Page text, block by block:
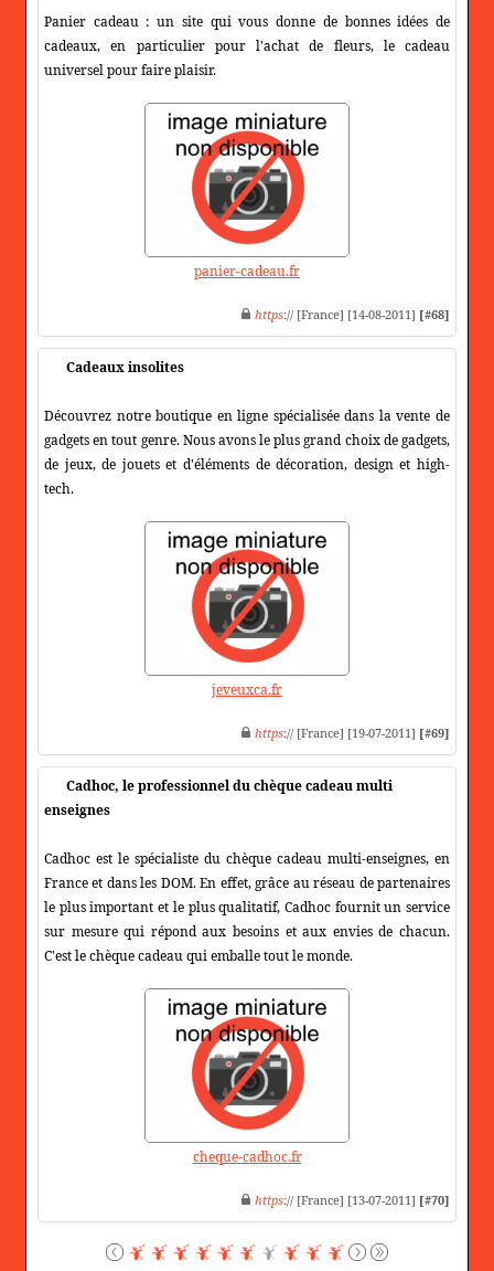
Panier cadeau : un site qui vous donne de bonnes idées de
cadeaux, en particulier pour l'achat de fleurs, le cadeau
universel pour faire plaisir.
panier-cadeau.fr
https:// [France] [14-08-2011] [#68]
Cadeaux insolites
Découvrez notre boutique en ligne spécialisée dans la vente de
gadgets en tout genre. Nous avons le plus grand choix de gadgets,
de jeux, de jouets et d'éléments de décoration, design et high-
tech.
jeveuxca.fr
https:// [France] [19-07-2011] [#69]
Cadhoc, le professionnel du chèque cadeau multi
enseignes
Cadhoc est le spécialiste du chèque cadeau multi-enseignes, en
France et dans les DOM. En effet, grâce au réseau de partenaires
le plus important et le plus qualitatif, Cadhoc fournit un service
sur mesure qui répond aux besoins et aux envies de chacun.
C'est le chèque cadeau qui emballe tout le monde.
cheque-cadhoc.fr
https:// [France] [13-07-2011] [#70]